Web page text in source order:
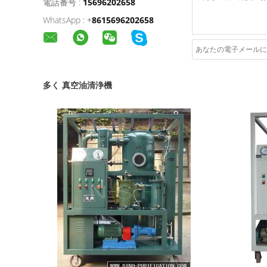
WhatsApp : +8615696202658
多く 真空油清浄機